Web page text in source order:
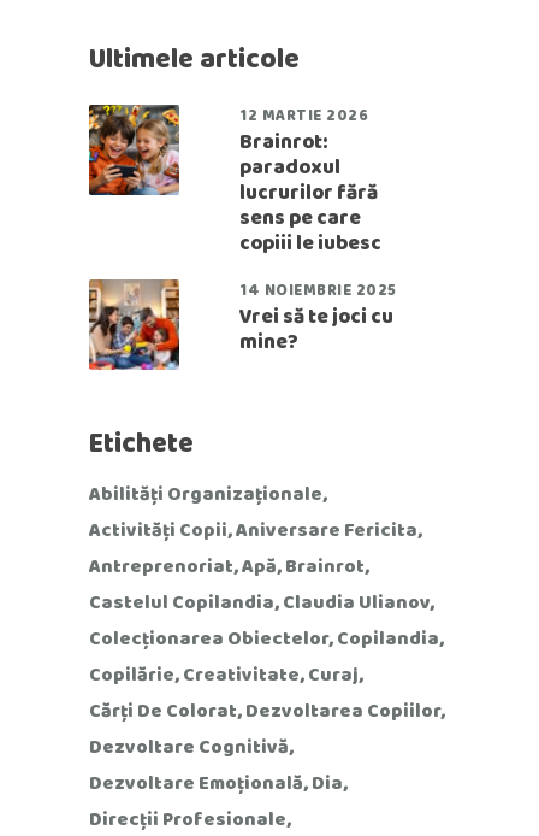
Ultimele articole
12 MARTIE 2026
Brainrot:
paradoxul
lucrurilor fără
sens pe care
copiii le iubesc
14 NOIEMBRIE 2025
Vrei să te joci cu
mine?
Etichete
Abilități Organizaționale
Activități Copii Aniversare Fericita
Antreprenoriat Apă Brainrot
Castelul Copilandia Claudia Ulianov
Colecționarea Obiectelor Copilandia
Copilărie Creativitate Curaj
Cărți De Colorat Dezvoltarea Copiilor
Dezvoltare Cognitivă
Dezvoltare Emoțională Dia
Direcții Profesionale